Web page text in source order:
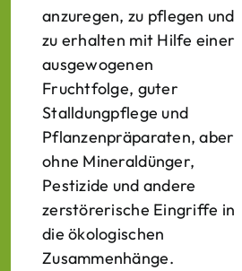
anzuregen, zu pflegen und
zu erhalten mit Hilfe einer
ausgewogenen
Fruchtfolge, guter
Stalldungpflege und
Pflanzenpräparaten, aber
ohne Mineraldünger,
Pestizide und andere
zerstörerische Eingriffe in
die ökologischen
Zusammenhänge.